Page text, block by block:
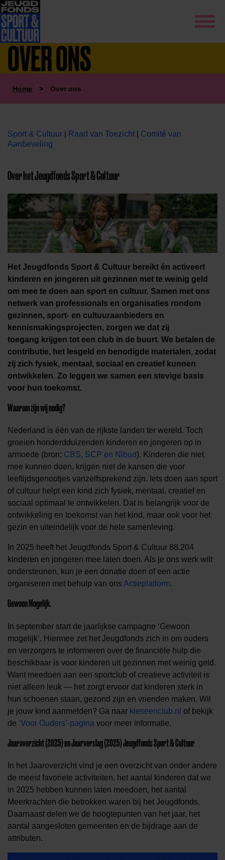
OVER ONS
Home > Over ons
Sport & Cultuur Raad van Toezicht
Comité van
Aanbeveling
Over het Jeugdfonds Sport & Cultuur
Het Jeugdfonds Sport & Cultuur bereikt én activeert
kinderen en jongeren uit gezinnen met te weinig geld
om mee te doen aan sport en cultuur. Samen met ons
netwerk van professionals en organisaties rondom
gezinnen, sport- en cultuuraanbieders en
kennismakingsprojecten, zorgen we dat zij
toegang krijgen tot een club in de buurt. We betalen de
contributie, het lesgeld en benodigde materialen, zodat
zij zich fysiek, mentaal, sociaal en creatief kunnen
ontwikkelen. Zo leggen we samen een stevige basis
voor hun toekomst.
Waarom zijn wij nodig?
Nederland is één van de rijkste landen ter wereld. Toch
groeien honderdduizenden kinderen en jongeren op in
armoede (bron: CBS, SCP en Nibud). Kinderen die niet
mee kunnen doen, krijgen niet de kansen die voor
leeftijdsgenootjes vanzelfsprekend zijn. Iets doen aan sport
of cultuur helpt een kind zich fysiek, mentaal, creatief en
sociaal optimaal te ontwikkelen. Dat is belangrijk voor de
ontwikkeling en toekomst van het kind, maar ook voor het
gezin en uiteindelijk voor de hele samenleving.
In 2025 heeft het Jeugdfonds Sport & Cultuur 88.204
kinderen en jongeren mee laten doen. Als je ons werk wilt
ondersteunen, kun je een donatie doen of een actie
organiseren met behulp van onsActieplatform.
Gewoon Mogelijk.
In september start de jaarlijkse campagne ‘Gewoon
mogelijk’. Hiermee zet het Jeugdfonds zich in om ouders
en verzorgers te informeren over de financiële hulp die
beschikbaar is voor kinderen uit gezinnen met weinig geld.
Want meedoen aan een sportclub of creatieve activiteit is
niet alleen leuk — het zorgt ervoor dat kinderen sterk in
hun schoenen staan, gezond zijn en vrienden maken. Wil
je jouw kind aanmelden? Ga naar kieseenclub.nl of bekijk
de ‘Voor Ouders’-pagina voor meer informatie.
Jaaroverzicht (2025) en Jaarverslag (2025) Jeugdfonds Sport & Cultuur
In het Jaaroverzicht vind je een overzicht van onder andere
de meest favoriete activiteiten, het aantal kinderen dat we
in 2025 hebben kunnen laten meedoen, het aantal
Meerkrachten die betrokken waren bij het Jeugdfonds.
Daarnaast delen we de hoogtepunten van het jaar, het
aantal aangesloten gemeenten en de bijdrage aan de
attributen.